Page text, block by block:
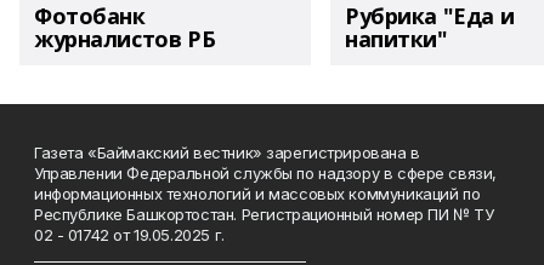
Фотобанк
журналистов РБ
Рубрика "Еда и
напитки"
Газета «Баймакский вестник» зарегистрирована в
Управлении Федеральной службы по надзору в сфере связи,
информационных технологий и массовых коммуникаций по
Республике Башкортостан. Регистрационный номер ПИ № ТУ
02 - 01742 от 19.05.2025 г.